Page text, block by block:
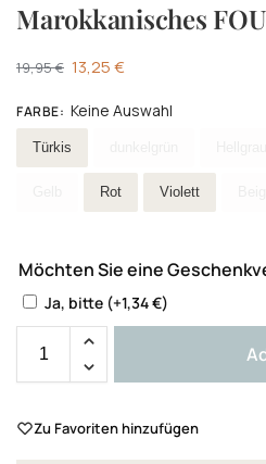
Marokkanisches
19,95€ 13,25€
FARBE: Keine Auswahl
Wählen Farbe
Türkis
Rot Violett
Möchten Sie eine
Ja, bitte (+1,34€)
Zu Favoriten hinzufügen